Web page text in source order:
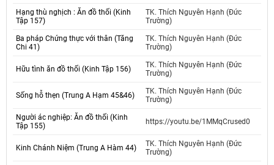
Hạng thù nghịch : Ăn đồ thối (Kinh
Tập 157)
TK. Thích Nguyên Hạnh (Đức
Trường)
Ba pháp Chứng thực với thân (Tăng
Chi 41)
TK. Thích Nguyên Hạnh (Đức
Trường)
Hữu tình ăn đồ thối (Kinh Tập 156)
TK. Thích Nguyên Hạnh (Đức
Trường)
Sống hỗ thẹn (Trung A Hạm 45&46)
TK. Thích Nguyên Hạnh (Đức
Trường)
Người ác nghiệp: Ăn đồ thối (Kinh
Tập 155)
https://youtu.be/1MMqCrused0
Kinh Chánh Niệm (Trung A Hàm 44)
TK. Thích Nguyên Hạnh (Đức
Trường)